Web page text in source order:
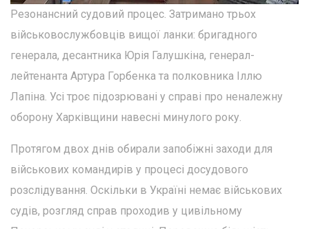
Резонансний судовий процес. Затримано трьох
військовослужбовців вищої ланки: бригадного
генерала, десантника Юрія Галушкіна, генерал-
лейтенанта Артура Горбенка та полковника Іллю
Лапіна. Усі троє підозрювані у справі про неналежну
оборону Харківщини навесні минулого року.
Протягом двох днів обирали запобіжні заходи для
військових командирів у процесі досудового
розслідування. Оскільки в Україні немає військових
судів, розгляд справ проходив у цивільному